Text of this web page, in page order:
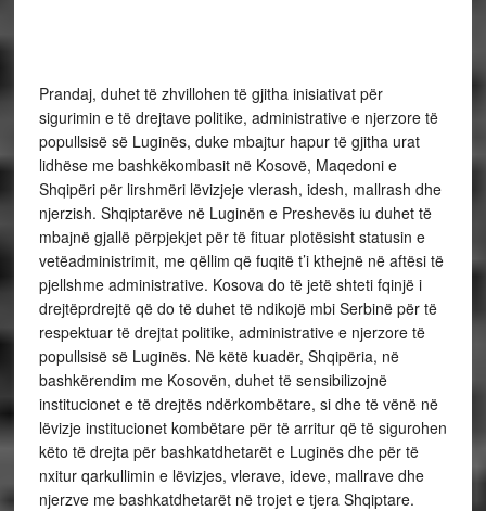
Prandaj, duhet të zhvillohen të gjitha inisiativat për
sigurimin e të drejtave politike, administrative e njerzore të
popullsisë së Luginës, duke mbajtur hapur të gjitha urat
lidhëse me bashkëkombasit në Kosovë, Maqedoni e
Shqipëri për lirshmëri lëvizjeje vlerash, idesh, mallrash dhe
njerzish. Shqiptarëve në Luginën e Preshevës iu duhet të
mbajnë gjallë përpjekjet për të fituar plotësisht statusin e
vetëadministrimit, me qëllim që fuqitë t’i kthejnë në aftësi të
pjellshme administrative. Kosova do të jetë shteti fqinjë i
drejtëprdrejtë që do të duhet të ndikojë mbi Serbinë për të
respektuar të drejtat politike, administrative e njerzore të
popullsisë së Luginës. Në këtë kuadër, Shqipëria, në
bashkërendim me Kosovën, duhet të sensibilizojnë
institucionet e të drejtës ndërkombëtare, si dhe të vënë në
lëvizje institucionet kombëtare për të arritur që të sigurohen
këto të drejta për bashkatdhetarët e Luginës dhe për të
nxitur qarkullimin e lëvizjes, vlerave, ideve, mallrave dhe
njerzve me bashkatdhetarët në trojet e tjera Shqiptare.